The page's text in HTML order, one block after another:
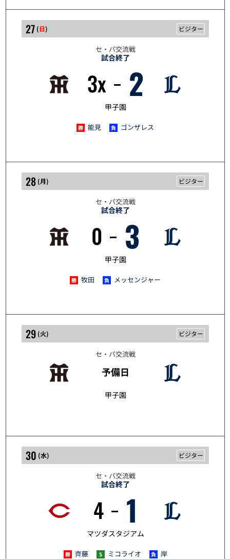
5/27
27 (日) ビジター
セ・パ交流戦
試合終了
3x 2
甲子園
能見 ゴンザレス
5/28
28 (月) ビジター
セ・パ交流戦
試合終了
0 3
甲子園
牧田 メッセンジャー
5/29
29 (火) ビジター
セ・パ交流戦
予備日
甲子園
5/30
30 (水) ビジター
セ・パ交流戦
試合終了
4 1
マツダスタジアム
齊藤 ミコライオ 岸